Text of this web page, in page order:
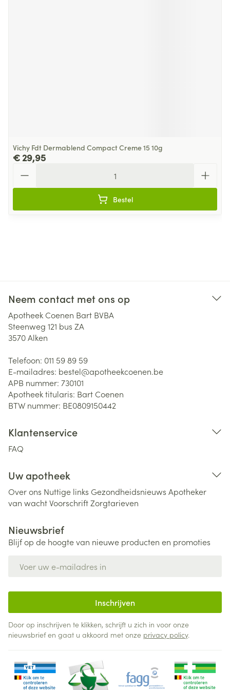
Vichy Fdt Dermablend Compact Creme 15 10g
€ 29,95
Bestel
Neem contact met ons op
Apotheek Coenen Bart BVBA
Steenweg 121 bus ZA
3570Alken
Telefoon: 011 59 89 59
E-mailadres: bestel@apotheekcoenen.be
APB nummer: 730101
Apotheek titularis: Bart Coenen
BTW nummer: BE0809150442
Klantenservice
FAQ
Uw apotheek
Over ons Nuttige links Gezondheidsnieuws Apotheker
van wachtVoorschriftZorgtarieven
Nieuwsbrief
Blijf op de hoogte van nieuwe producten en promoties
Inschrijven
Door op inschrijven te klikken, schrijft u zich in voor onze
nieuwsbrief en gaat u akkoord met onze privacy policy.